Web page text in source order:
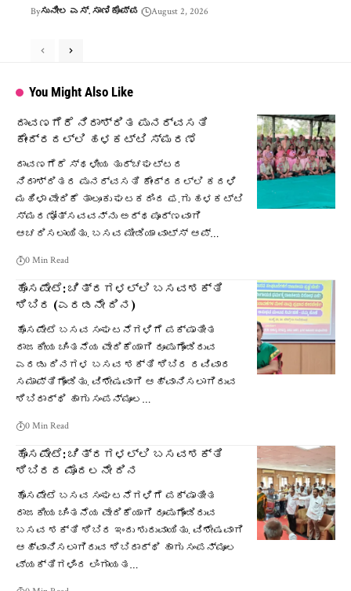
Byಸುನೀಲ ಎಸ್. ಸಾಣಿಕೊಪ್ಪ August 2, 2026
You Might Also Like
ದಾವಣಗೆರೆ ನಿರಾಶ್ರಿತ ಪುನರ್ವಸತಿ
ಕೇಂದ್ರದಲ್ಲಿ ಹಳಕಟ್ಟಿ ಸ್ಮರಣೆ
ದಾವಣಗೆರೆ ಸ್ಥಳೀಯ ತುರ್ಚಘಟ್ಟದ
ನಿರಾಶ್ರಿತರ ಪುನರ್ವಸತಿ ಕೇಂದ್ರದಲ್ಲಿ ಕದಳಿ
ಮಹಿಳಾ ವೇದಿಕೆ ತಾಲೂಕು ಘಟಕದಿಂದ ಫ.ಗು ಹಳಕಟ್ಟಿ
ಸ್ಮರಣೋತ್ಸವವನ್ನು ಅರ್ಥಪೂರ್ಣವಾಗಿ
ಆಚರಿಸಲಾಯಿತು. ಬಸವ ಮೀಡಿಯಾ ವಾಟ್ಸ್ ಆಪ್…
0 Min Read
ಹೊಸಪೇಟೆ: ಚಿತ್ರಗಳಲ್ಲಿ ಬಸವಶಕ್ತಿ
ಶಿಬಿರ (ಎರಡನೇ ದಿನ)
ಹೊಸಪೇಟೆ ಬಸವ ಸಂಘಟನೆಗಳಿಗೆ ಪಕ್ಷಾತೀತ
ರಾಜಕೀಯ ಚಿಂತನೆಯ ವೇದಿಕೆಯಾಗಿ ರೂಪುಗೊಂಡಿರುವ
ಎರಡು ದಿನಗಳ ಬಸವ ಶಕ್ತಿ ಶಿಬಿರ ರವಿವಾರ
ಸಮಾಪ್ತಿಗೊಂಡಿತು. ವಿಶೇಷವಾಗಿ ಆಹ್ವಾನಿಸಲಾಗಿರುವ
ಶಿಬಿರಾರ್ಥಿ ಹಾಗು ಸಂಪನ್ಮೂಲ…
0 Min Read
ಹೊಸಪೇಟೆ: ಚಿತ್ರಗಳಲ್ಲಿ ಬಸವಶಕ್ತಿ
ಶಿಬಿರದ ಮೊದಲನೇ ದಿನ
ಹೊಸಪೇಟೆ ಬಸವ ಸಂಘಟನೆಗಳಿಗೆ ಪಕ್ಷಾತೀತ
ರಾಜಕೀಯ ಚಿಂತನೆಯ ವೇದಿಕೆಯಾಗಿ ರೂಪುಗೊಂಡಿರುವ
ಬಸವ ಶಕ್ತಿ ಶಿಬಿರ ಇಂದು ಶುರುವಾಯಿತು. ವಿಶೇಷವಾಗಿ
ಆಹ್ವಾನಿಸಲಾಗಿರುವ ಶಿಬಿರಾರ್ಥಿ ಹಾಗು ಸಂಪನ್ಮೂಲ
ವ್ಯಕ್ತಿಗಳಿಂದ ಲಿಂಗಾಯತ…